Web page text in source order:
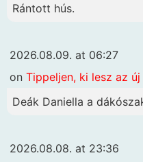
Rántott hús.
2026.08.09. at 06:27
on Tippeljen, ki lesz az
Deák Daniella a
2026.08.08. at 23:36